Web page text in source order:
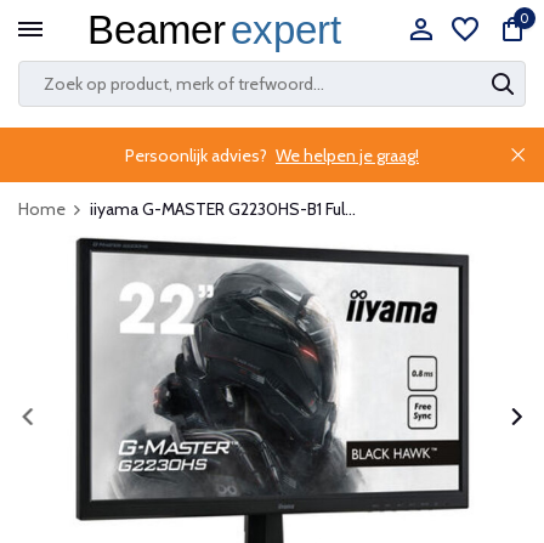
0
Persoonlijk advies? We helpen je graag!
Home iiyama G-MASTER G2230HS-B1 Ful...